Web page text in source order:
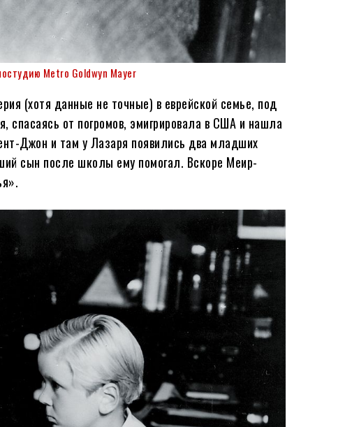
Metro Goldwyn Mayer
(хотя данные не точные) в еврейской семье, под
спасаясь от погромов, эмигрировала в США и нашла
Джон и там у Лазаря появились два младших
сын после школы ему помогал. Вскоре Меир-